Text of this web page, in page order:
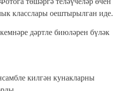
класслары оештырылган иде.
дәртле биюләрен бүләк
килгән кунакларны